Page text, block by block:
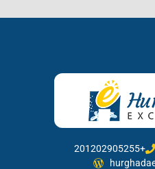
201202905255+